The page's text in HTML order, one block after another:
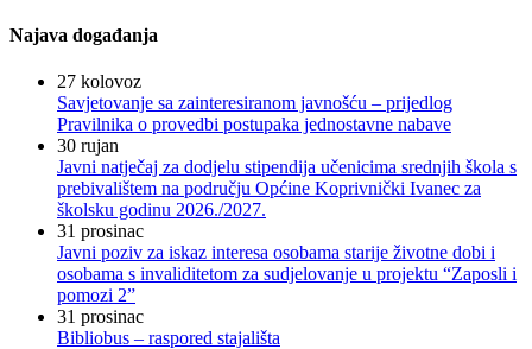
Najava događanja
27 kolovoz
Savjetovanje sa zainteresiranom javnošću – prijedlog
Pravilnika o provedbi postupaka jednostavne nabave
30 rujan
Javni natječaj za dodjelu stipendija učenicima srednjih škola s
prebivalištem na području Općine Koprivnički Ivanec za
školsku godinu 2026./2027.
31 prosinac
Javni poziv za iskaz interesa osobama starije životne dobi i
osobama s invaliditetom za sudjelovanje u projektu “Zaposli i
pomozi 2”
31 prosinac
Bibliobus – raspored stajališta